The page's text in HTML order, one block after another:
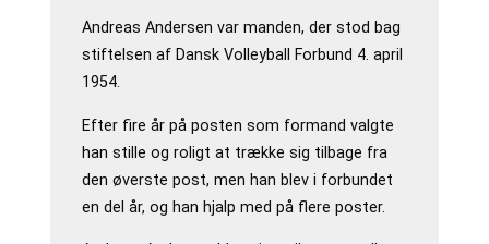
Andreas Andersen var manden, der stod bag
stiftelsen af Dansk Volleyball Forbund 4. april
1954.
Efter fire år på posten som formand valgte
han stille og roligt at trække sig tilbage fra
den øverste post, men han blev i forbundet
en del år, og han hjalp med på flere poster.